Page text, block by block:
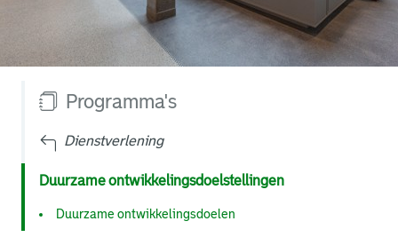
Programma's
Dienstverlening
Duurzame ontwikkelingsdoelstellingen
Duurzame ontwikkelingsdoelen